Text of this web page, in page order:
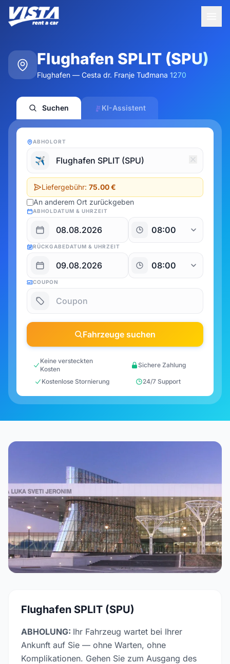
Flughafen SPLIT (SPU)
Flughafen — Cesta dr. Franje Tuđmana 1270
Suchen KI-Assistent
ABHOLORT
✈️
Liefergebühr: 75.00 €
An anderem Ort zurückgeben
ABHOLDATUM & UHRZEIT
RÜCKGABEDATUM & UHRZEIT
COUPON
Fahrzeuge suchen
Keine versteckten
Kosten
Sichere Zahlung
Kostenlose Stornierung 24/7 Support
Flughafen SPLIT (SPU)
ABHOLUNG: Ihr Fahrzeug wartet bei Ihrer
Ankunft auf Sie — ohne Warten, ohne
Komplikationen. Gehen Sie zum Ausgang des